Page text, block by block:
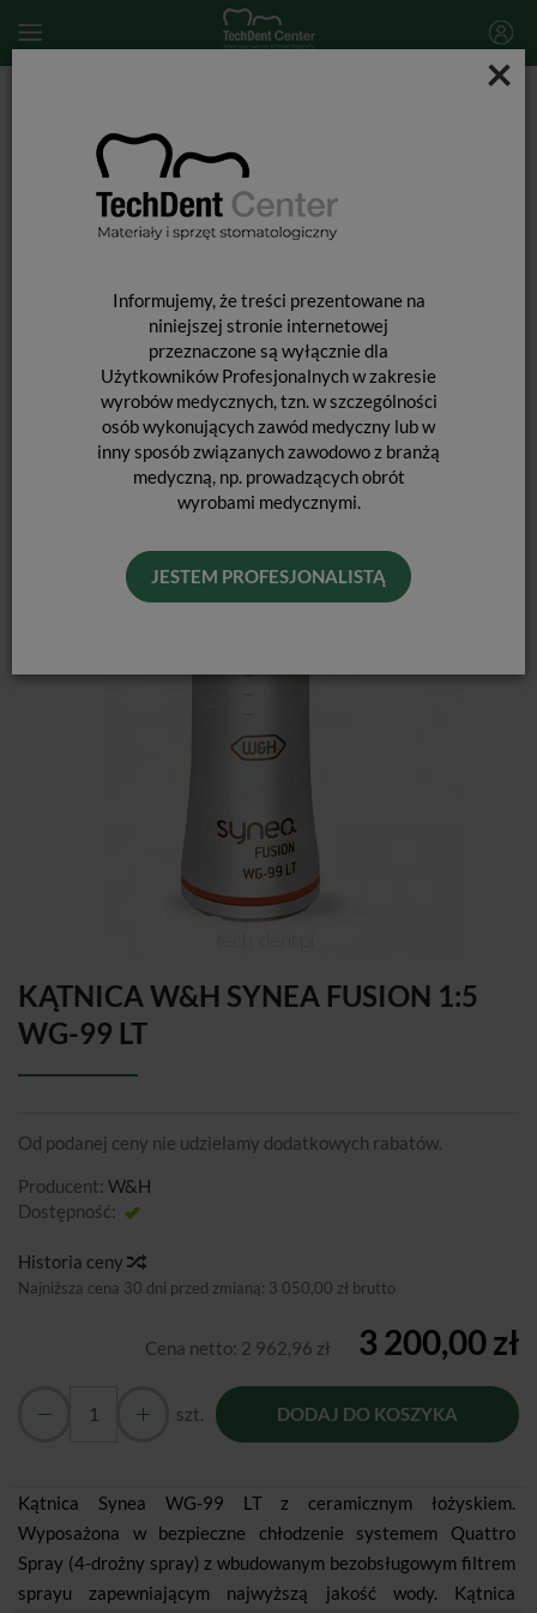
×
Informujemy, że treści prezentowane na
niniejszej stronie internetowej
przeznaczone są wyłącznie dla
Użytkowników Profesjonalnych w zakresie
wyrobów medycznych, tzn. w szczególności
osób wykonujących zawód medyczny lub w
inny sposób związanych zawodowo z branżą
medyczną, np. prowadzących obrót
wyrobami medycznymi.
JESTEM PROFESJONALISTĄ
Kątnica W&H Synea Fusion 1:5 WG-99 LT
KĄTNICA W&H SYNEA FUSION 1:5
WG-99 LT
Od podanej ceny nie udzielamy dodatkowych rabatów.
Producent: W&H
Dostępność:
Historia ceny
Najniższa cena 30 dni przed zmianą: 3 050,00 zł brutto
Cena netto: 2 962,96 zł 3 200,00 zł
szt. DODAJ DO KOSZYKA
Kątnica Synea WG-99 LT z ceramicznym łożyskiem.
Wyposażona w bezpieczne chłodzenie systemem Quattro
Spray (4-drożny spray) z wbudowanym bezobsługowym filtrem
sprayu zapewniającym najwyższą jakość wody. Kątnica